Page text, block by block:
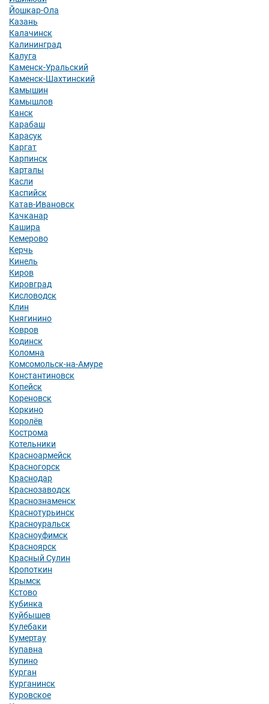
Йошкар-Ола
Казань
Калачинск
Калининград
Калуга
Каменск-Уральский
Каменск-Шахтинский
Камышин
Камышлов
Канск
Карабаш
Карасук
Каргат
Карпинск
Карталы
Касли
Каспийск
Катав-Ивановск
Качканар
Кашира
Кемерово
Керчь
Кинель
Киров
Кировград
Кисловодск
Клин
Княгинино
Ковров
Кодинск
Коломна
Комсомольск-на-Амуре
Константиновск
Копейск
Кореновск
Коркино
Королёв
Кострома
Котельники
Красноармейск
Красногорск
Краснодар
Краснозаводск
Краснознаменск
Краснотурьинск
Красноуральск
Красноуфимск
Красноярск
Красный Сулин
Кропоткин
Крымск
Кстово
Кубинка
Куйбышев
Кулебаки
Кумертау
Купавна
Купино
Курган
Курганинск
Куровское